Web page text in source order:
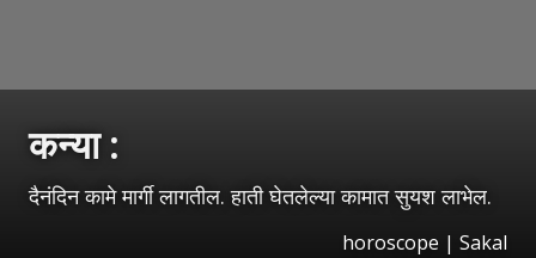
कन्या :
दैनंदिन कामे मार्गी लागतील. हाती घेतलेल्या कामात सुयश लाभेल.
horoscope | Sakal